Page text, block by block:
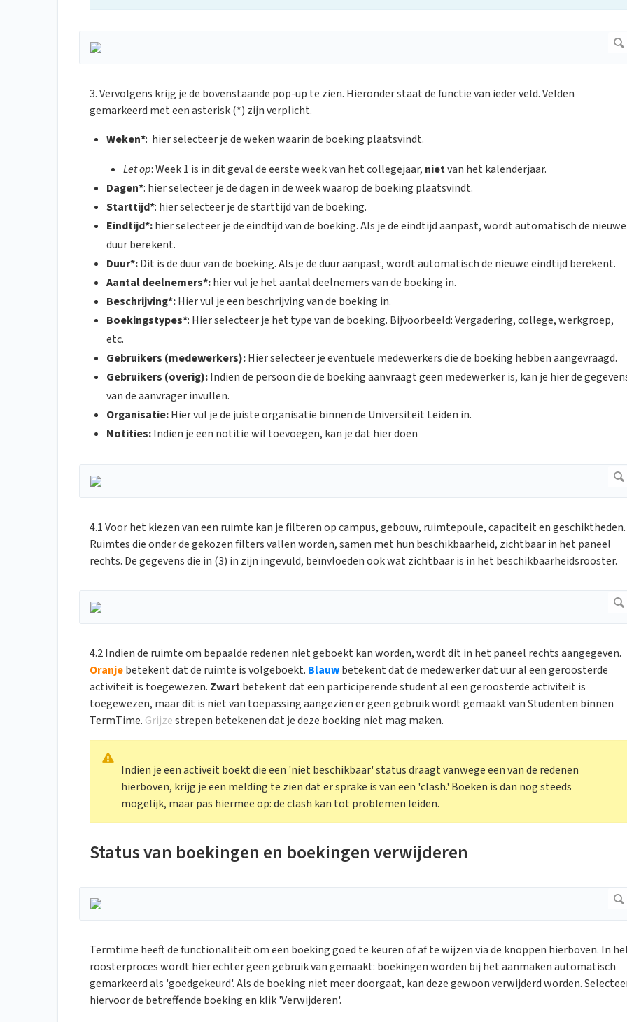
3. Vervolgens krijg je de bovenstaande pop-up te zien. Hieronder staat de functie van ieder veld. Velden
gemarkeerd met een asterisk (*) zijn verplicht.
Weken*: hier selecteer je de weken waarin de boeking plaatsvindt.
Let op: Week 1 is in dit geval de eerste week van het collegejaar, nietvan het kalenderjaar.
Dagen*: hier selecteer je de dagen in de week waarop de boeking plaatsvindt.
Starttijd*: hier selecteer je de starttijd van de boeking.
Eindtijd*:hier selecteer je de eindtijd van de boeking. Als je de eindtijd aanpast, wordt automatisch de nieuwe
duur berekent.
Duur*:Dit is de duur van de boeking. Als je de duur aanpast, wordt automatisch de nieuwe eindtijd berekent.
Aantal deelnemers*:hier vul je het aantal deelnemers van de boeking in.
Beschrijving*:Hier vul je een beschrijving van de boeking in.
Boekingstypes*: Hier selecteer je het type van de boeking. Bijvoorbeeld: Vergadering, college, werkgroep,
etc.
Gebruikers (medewerkers):Hier selecteer je eventuele medewerkers die de boeking hebben aangevraagd.
Gebruikers (overig):Indien de persoon die de boeking aanvraagt geen medewerker is, kan je hier de
van de aanvrager invullen.
Organisatie:Hier vul je de juiste organisatie binnen de Universiteit Leiden in.
Notities:Indien je een notitie wil toevoegen, kan je dat hier doen
4.1 Voor het kiezen van een ruimte kan je filteren op campus, gebouw, ruimtepoule, capaciteit en geschiktheden.
Ruimtes die onder de gekozen filters vallen worden, samen met hun beschikbaarheid, zichtbaar in het paneel
rechts. De gegevens die in (3) in zijn ingevuld, beïnvloeden ook wat zichtbaar is in het beschikbaarheidsrooster.
4.2 Indien de ruimte om bepaalde redenen niet geboekt kan worden, wordt dit in het paneel rechts aangegeven.
Oranjebetekent dat de ruimte is volgeboekt. Blauwbetekent dat de medewerker dat uur al een geroosterde
activiteit is toegewezen. Zwartbetekent dat een participerende student al een geroosterde activiteit is
toegewezen, maar dit is niet van toepassing aangezien er geen gebruik wordt gemaakt van Studenten binnen
TermTime. Grijzestrepen betekenen dat je deze boeking niet mag maken.
Indien je een activeit boekt die een 'niet beschikbaar' status draagt vanwege een van de redenen
hierboven, krijg je een melding te zien dat er sprake is van een 'clash.' Boeken is dan nog steeds
mogelijk, maar pas hiermee op: de clash kan tot problemen leiden.
Status van boekingen en boekingen verwijderen
Termtime heeft de functionaliteit om een boeking goed te keuren of af te wijzen via de knoppen hierboven. In
roosterproces wordt hier echter geen gebruik van gemaakt: boekingen worden bij het aanmaken automatisch
gemarkeerd als 'goedgekeurd'. Als de boeking niet meer doorgaat, kan deze gewoon verwijderd worden.
hiervoor de betreffende boeking en klik 'Verwijderen'.